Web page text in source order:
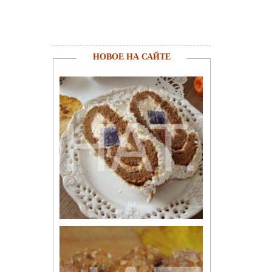
НОВОЕ НА САЙТЕ